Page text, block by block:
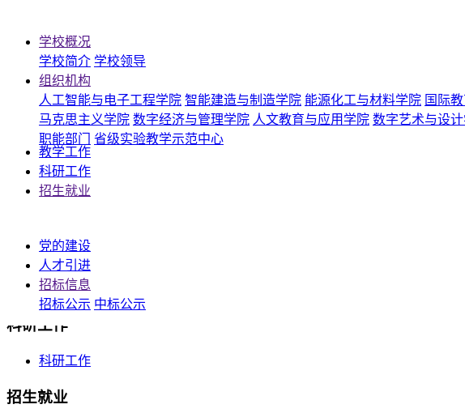
学校概况
学校简介 学校领导
组织机构
人工智能与电子工程学院 智能建造与制造学院 能源化工与材料学院 国际
马克思主义学院 数字经济与管理学院 人文教育与应用学院 数字艺术与设
职能部门
省级实验教学示范中心
教学工作
科研工作
招生就业
党的建设
人才引进
招标信息
招标公示 中标公示
学校概况
学校简介
学校领导
机构设置
教学工作
教学工作
科研工作
科研工作
招生就业